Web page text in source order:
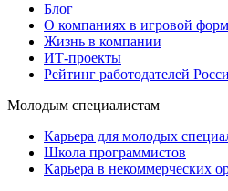
Блог
О компаниях в игровой
Жизнь в компании
ИТ-проекты
Рейтинг работодателей
Молодым специалистам
Карьера для молодых
Школа программистов
Карьера в некоммерческих